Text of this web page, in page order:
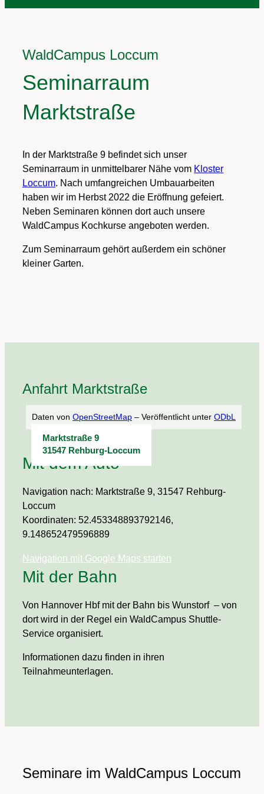
WaldCampus Loccum
Seminarraum
Marktstraße
In der Marktstraße 9 befindet sich unser
Seminarraum in unmittelbarer Nähe vom Kloster
Loccum. Nach umfangreichen Umbauarbeiten
haben wir im Herbst 2022 die Eröffnung gefeiert.
Neben Seminaren können dort auch unsere
WaldCampus Kochkurse angeboten werden.
Zum Seminarraum gehört außerdem ein schöner
kleiner Garten.
Anfahrt Marktstraße
Marktstraße 9
31547 Rehburg-Loccum
Daten von OpenStreetMap – Veröffentlicht unter ODbL
Mit dem Auto
Navigation nach: Marktstraße 9, 31547 Rehburg-
Loccum
Koordinaten: 52.453348893792146,
9.148652479596889
Navigation mit Google Maps starten
Mit der Bahn
Von Hannover Hbf mit der Bahn bis Wunstorf – von
dort wird in der Regel ein WaldCampus Shuttle-
Service organisiert.
Informationen dazu finden in ihren
Teilnahmeunterlagen.
Seminare im WaldCampus Loccum